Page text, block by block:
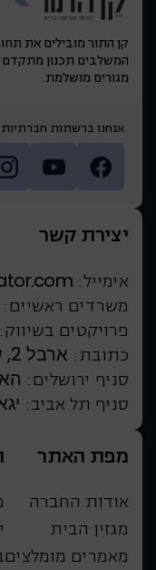
קן התור מובילים את
המשלבים תכנון מתקדם
מגורים מושלמת.
אנחנו ברשתות חברתיות
יצירת קשר
אימייל:
משרדים ראשיים:
פרויקטים בשיווק:
כתובת: ארבל 2, שילת
סניף ירושלים:
סניף תל אביב:
מפת האתר
אודות החברה
מגזין הבית
מאמרים מומלצים